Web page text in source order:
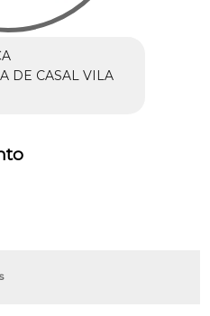
DE CASAL VILA